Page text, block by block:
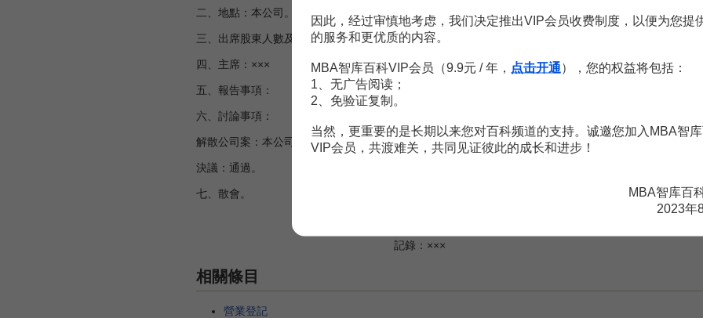
二、地點：本公司。
三、出席股東人數及代表已發行股數：計××人，代表已發行股數×××股。
四、主席：××× 記錄：×××
五、報告事項：
六、討論事項：
解散公司案：本公司因業務關係，擬予解散，選任×××為清算人辦理清算。
決議：通過。
七、散會。
記錄：×××
相關條目
營業登記
因此，经过审慎地考虑，我们决定推出VIP会员收费制度，以便为您提
的服务和更优质的内容。
MBA智库百科VIP会员（9.9元 / 年， 点击开通），您的权益将包括：
1、无广告阅读；
2、免验证复制。
当然，更重要的是长期以来您对百科频道的支持。诚邀您加入MBA智
VIP会员，共渡难关，共同见证彼此的成长和进步！
MBA智库百
2023年